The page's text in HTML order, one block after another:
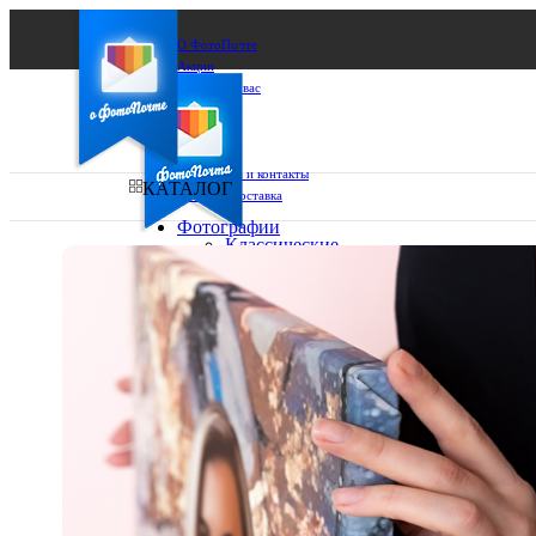
О ФотоПочте
Акции
Сделаем за вас
Бизнесу
FAQ
Франшиза
Поддержка и контакты
Оплата и доставка
Ваш город:
Ваш регион доставки
Выберите из списка:
КАТАЛОГ
Фотографии
Классические
10х15
13х18
15х15
15х20
20х20
20х30
30х30
30х40
А4
Фото